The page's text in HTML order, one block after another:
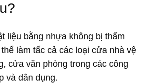
liệu bằng nhựa không bị thấm
làm tấc cả các loại cửa nhà vệ
cửa văn phòng trong các công
và dân dụng.